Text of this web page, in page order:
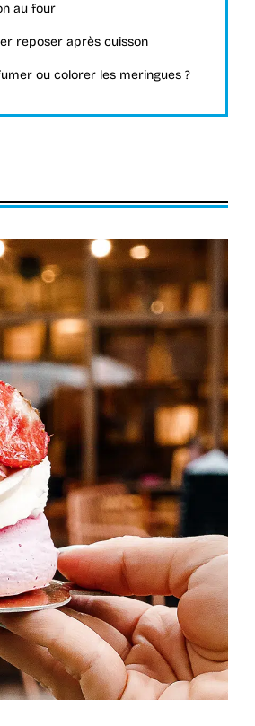
au four
reposer après cuisson
ou colorer les meringues ?